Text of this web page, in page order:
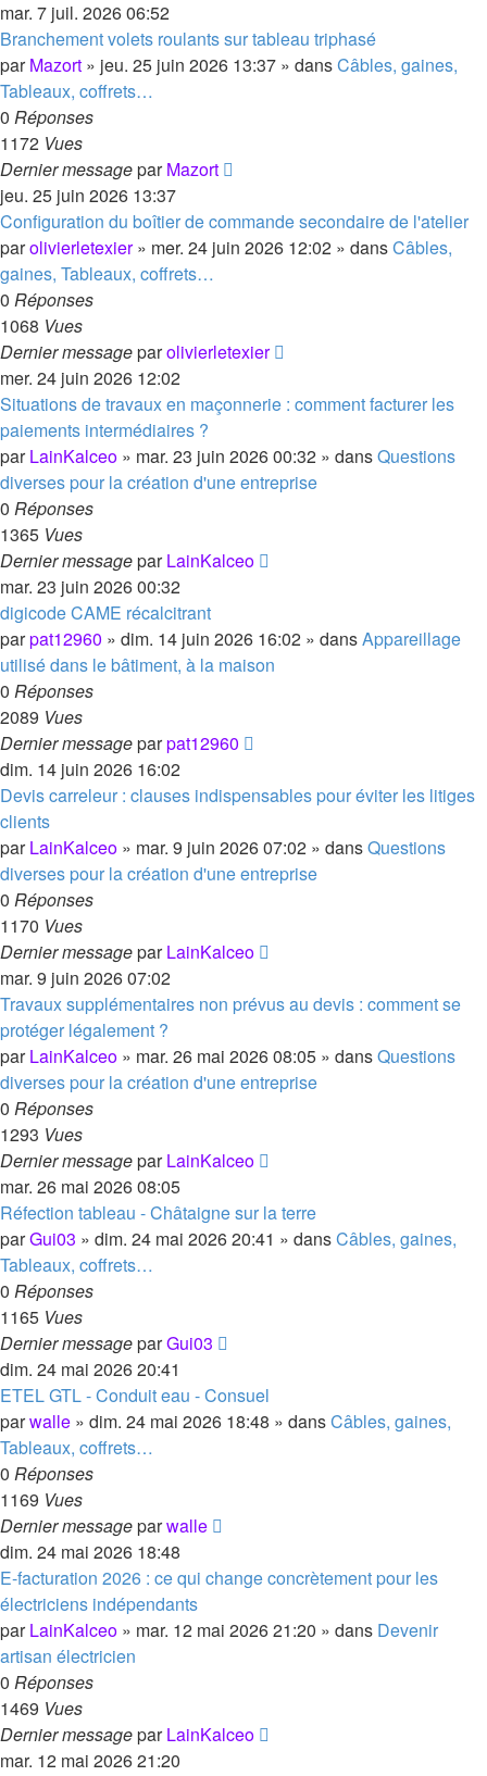
mar. 7 juil. 2026 06:52
Branchement volets roulants sur tableau triphasé
parMazort » jeu. 25 juin 2026 13:37 » dansCâbles, gaines,
Tableaux, coffrets…
0 Réponses
1172 Vues
Dernier messageparMazort
jeu. 25 juin 2026 13:37
Configuration du boîtier de commande secondaire de l'atelier
parolivierletexier» mer. 24 juin 2026 12:02 » dansCâbles,
gaines, Tableaux, coffrets…
0 Réponses
1068 Vues
Dernier messageparolivierletexier
mer. 24 juin 2026 12:02
Situations de travaux en maçonnerie : comment facturer les
paiements intermédiaires ?
parLainKalceo » mar. 23 juin 2026 00:32 » dansQuestions
diverses pour la création d'une entreprise
0 Réponses
1365 Vues
Dernier messageparLainKalceo
mar. 23 juin 2026 00:32
digicode CAME récalcitrant
parpat12960 » dim. 14 juin 2026 16:02 » dansAppareillage
utilisé dans le bâtiment, à la maison
0 Réponses
2089 Vues
Dernier messageparpat12960
dim. 14 juin 2026 16:02
Devis carreleur : clauses indispensables pour éviter les litiges
clients
parLainKalceo » mar. 9 juin 2026 07:02 » dansQuestions
diverses pour la création d'une entreprise
0 Réponses
1170 Vues
Dernier messageparLainKalceo
mar. 9 juin 2026 07:02
Travaux supplémentaires non prévus au devis : comment se
protéger légalement ?
parLainKalceo » mar. 26 mai 2026 08:05 » dansQuestions
diverses pour la création d'une entreprise
0 Réponses
1293 Vues
Dernier messageparLainKalceo
mar. 26 mai 2026 08:05
Réfection tableau - Châtaigne sur la terre
parGui03 » dim. 24 mai 2026 20:41 » dansCâbles, gaines,
Tableaux, coffrets…
0 Réponses
1165 Vues
Dernier messageparGui03
dim. 24 mai 2026 20:41
ETEL GTL - Conduit eau - Consuel
parwalle » dim. 24 mai 2026 18:48 » dansCâbles, gaines,
Tableaux, coffrets…
0 Réponses
1169 Vues
Dernier messageparwalle
dim. 24 mai 2026 18:48
E-facturation 2026 : ce qui change concrètement pour les
électriciens indépendants
parLainKalceo » mar. 12 mai 2026 21:20 » dans Devenir
artisan électricien
0 Réponses
1469 Vues
Dernier messageparLainKalceo
mar. 12 mai 2026 21:20